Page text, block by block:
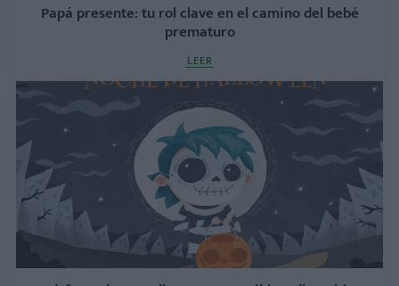
Papá presente: tu rol clave en el camino del bebé
prematuro
LEER